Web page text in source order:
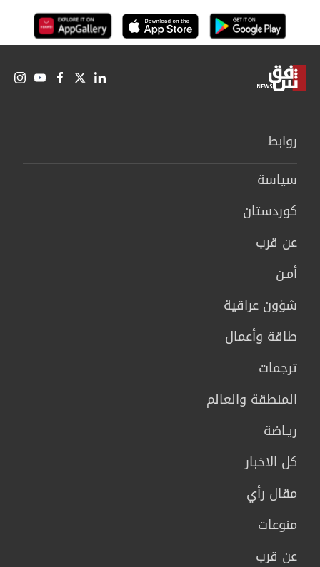
روابط
سیاسة
كوردستان
عن قرب
أمـن
شؤون عراقية
طاقة وأعمال
ترجمات
المنطقة والعالم
ريـاضة
كل الاخبار
مقال رأي
منوعات
عن قرب